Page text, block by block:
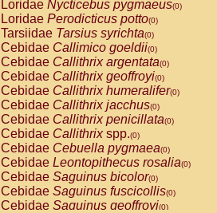
Loridae Nycticebus pygmaeus(0)
Loridae Perodicticus potto(0)
Tarsiidae Tarsius syrichta(0)
Cebidae Callimico goeldii(0)
Cebidae Callithrix argentata(0)
Cebidae Callithrix geoffroyi(0)
Cebidae Callithrix humeralifer(0)
Cebidae Callithrix jacchus(0)
Cebidae Callithrix penicillata(0)
Cebidae Callithrixspp.(0)
Cebidae Cebuella pygmaea(0)
Cebidae Leontopithecus rosalia(0)
Cebidae Saguinus bicolor(0)
Cebidae Saguinus fuscicollis(0)
Cebidae Saguinus geoffroyi(0)